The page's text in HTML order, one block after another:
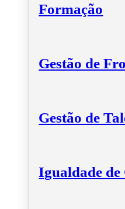
Formação
Gestão de
Gestão de
Igualdade de